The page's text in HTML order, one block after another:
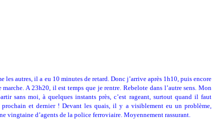
les autres, il a eu 10 minutes de retard. Donc j’arrive après 1h10, puis encore
A 23h20, il est temps que je rentre. Rebelote dans l’autre sens. Mon
sans moi, à quelques instants près, c’est rageant, surtout quand il faut
et dernier ! Devant les quais, il y a visiblement eu un problème,
vingtaine d’agents de la police ferroviaire. Moyennement rassurant.